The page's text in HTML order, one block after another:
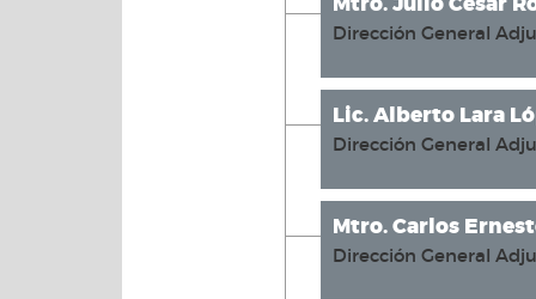
Dirección General
Lic. Alberto Lara
Dirección General
Mtro. Carlos
Dirección General